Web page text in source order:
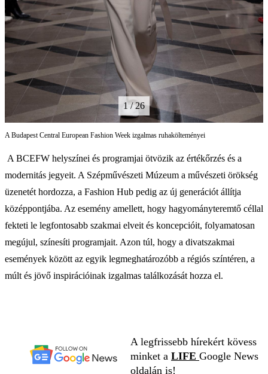
1 / 26
A Budapest Central European Fashion Week izgalmas ruhakölteményei
A BCEFW helyszínei és programjai ötvözik az értékőrzés és a
modernitás jegyeit. A Szépművészeti Múzeum a művészeti örökség
üzenetét hordozza, a Fashion Hub pedig az új generációt állítja
középpontjába. Az esemény amellett, hogy hagyományteremtő céllal
fekteti le legfontosabb szakmai elveit és koncepcióit, folyamatosan
megújul, színesíti programjait. Azon túl, hogy a divatszakmai
események között az egyik legmeghatározóbb a régiós színtéren, a
múlt és jövő inspirációinak izgalmas találkozását hozza el.
A legfrissebb hírekért kövess
minket a LIFE Google News
oldalán is!